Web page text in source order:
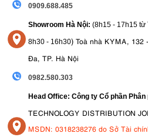
0909.688.485
Showroom Hà Nội: (8h15 - 17h15 từ
8h30 - 16h30) Toà nhà KYMA, 132
Đa, TP. Hà Nội
0982.580.303
Head Office: Công ty Cổ phần Phân
TECHNOLOGY DISTRIBUTION
MSDN: 0318238276 do Sở Tài